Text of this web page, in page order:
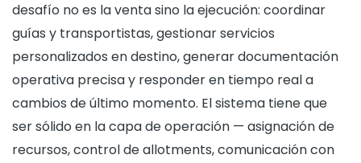
desafío no es la venta sino la ejecución: coordinar
guías y transportistas, gestionar servicios
personalizados en destino, generar documentación
operativa precisa y responder en tiempo real a
cambios de último momento. El sistema tiene que
ser sólido en la capa de operación — asignación de
recursos, control de allotments, comunicación con